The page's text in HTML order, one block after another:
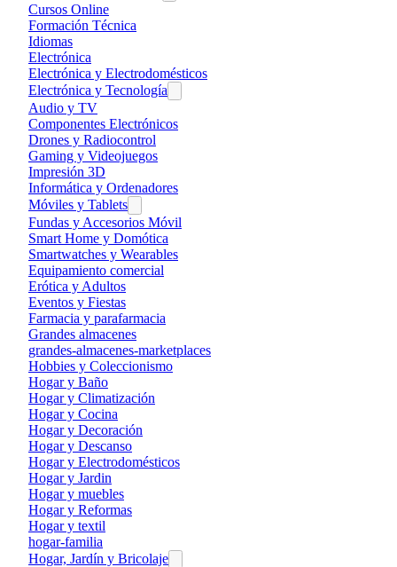
Cursos Online
Formación Técnica
Idiomas
Electrónica
Electrónica y Electrodomésticos
Electrónica y Tecnología
Audio y TV
Componentes Electrónicos
Drones y Radiocontrol
Gaming y Videojuegos
Impresión 3D
Informática y Ordenadores
Móviles y Tablets
Fundas y Accesorios Móvil
Smart Home y Domótica
Smartwatches y Wearables
Equipamiento comercial
Erótica y Adultos
Eventos y Fiestas
Farmacia y parafarmacia
Grandes almacenes
grandes-almacenes-marketplaces
Hobbies y Coleccionismo
Hogar y Baño
Hogar y Climatización
Hogar y Cocina
Hogar y Decoración
Hogar y Descanso
Hogar y Electrodomésticos
Hogar y Jardin
Hogar y muebles
Hogar y Reformas
Hogar y textil
hogar-familia
Hogar, Jardín y Bricolaje